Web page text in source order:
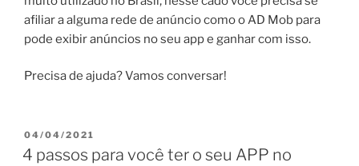
afiliar a alguma rede de anúncio como o AD Mob para
pode exibir anúncios no seu app e ganhar com isso.
Precisa de ajuda? Vamos conversar!
PUBLICADO
EM
04/04/2021
4 passos para você ter o seu APP no